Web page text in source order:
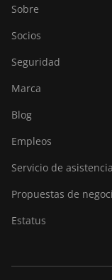
Sobre
Socios
Seguridad
Marca
Blog
Empleos
Servicio de asistencia
Propuestas de
Estatus